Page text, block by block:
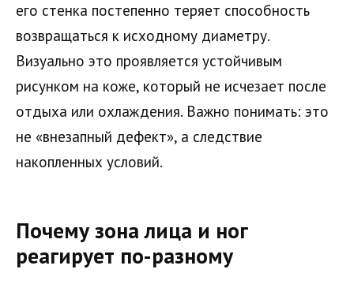
его стенка постепенно теряет способность
возвращаться к исходному диаметру.
Визуально это проявляется устойчивым
рисунком на коже, который не исчезает после
отдыха или охлаждения. Важно понимать: это
не «внезапный дефект», а следствие
накопленных условий.
Почему зона лица и ног
реагирует по-разному